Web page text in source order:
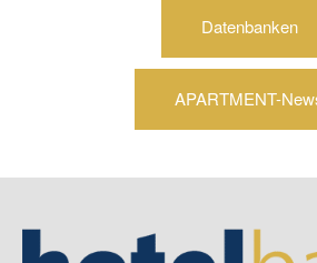
Datenbanken
APARTMENT-